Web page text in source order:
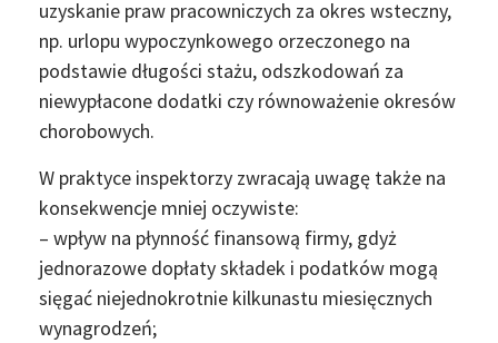
uzyskanie praw pracowniczych za okres wsteczny,
np. urlopu wypoczynkowego orzeczonego na
podstawie długości stażu, odszkodowań za
niewypłacone dodatki czy równoważenie okresów
chorobowych.
W praktyce inspektorzy zwracają uwagę także na
konsekwencje mniej oczywiste:
– wpływ na płynność finansową firmy, gdyż
jednorazowe dopłaty składek i podatków mogą
sięgać niejednokrotnie kilkunastu miesięcznych
wynagrodzeń;